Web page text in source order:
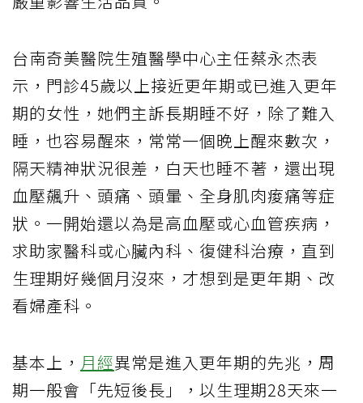
台南奇美醫院生殖醫學中心主任蔡永杰表
示，門診45歲以上接近更年期或已進入更年
期的女性，她們主訴長期睡不好，除了難入
睡，也容易醒來，常常一個晚上醒來數次，
隔天精神狀況很差，白天也睡不著，還出現
血壓飆升、頭痛、頭暈、全身肌肉痠痛等症
狀。一開始還以為是高血壓或心血管疾病，
求助家醫科或心臟內科、復健科治療，直到
生理期好幾個月沒來，才想到是更年期、改
看婦產科。
基本上， 月經異常是進入更年期的先兆，周
期一般會「先短後長」，以生理期28天來一